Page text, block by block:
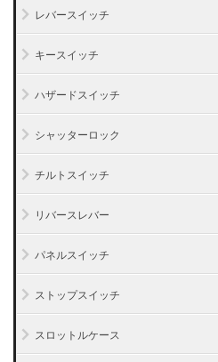
レバースイッチ
キースイッチ
ハザードスイッチ
シャッターロック
チルトスイッチ
リバースレバー
パネルスイッチ
ストップスイッチ
スロットルケース